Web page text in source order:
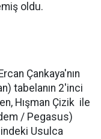
oldu.
Çankaya'nın
tabelanın 2'inci
Hışman Çizik ile
/ Pegasus)
Usulca